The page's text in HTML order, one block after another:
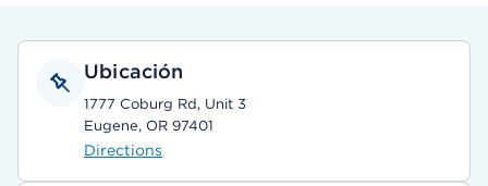
Ubicación
1777 Coburg Rd, Unit 3
Eugene, OR 97401
Directions